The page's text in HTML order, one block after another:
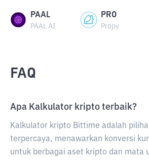
PAAL
PAAL AI
PRO
Propy
FAQ
Apa Kalkulator kripto terbaik?
Kalkulator kripto Bittime adalah
terpercaya, menawarkan konversi
untuk berbagai aset kripto dan mata